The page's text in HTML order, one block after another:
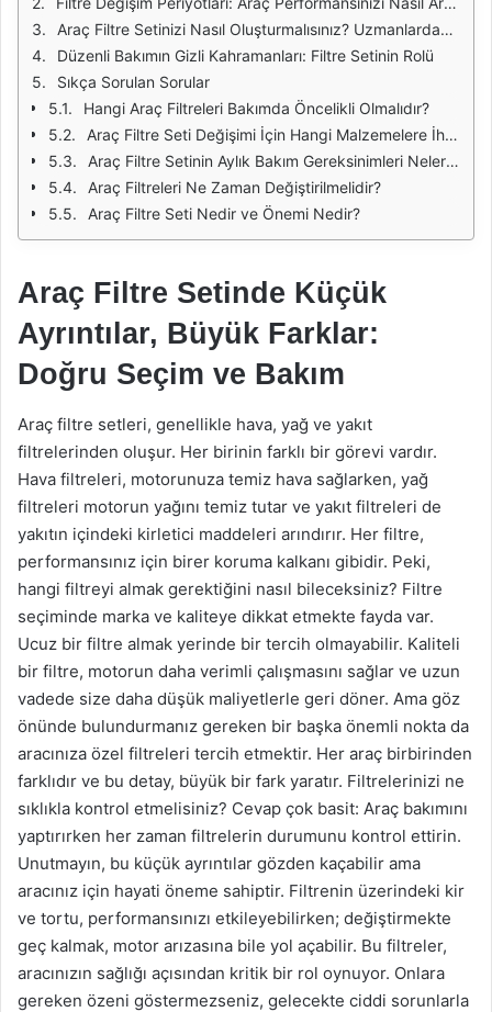
Araç Filtre Setinizi Nasıl Oluşturmalısınız? Uzmanlardan İpuçları
Düzenli Bakımın Gizli Kahramanları: Filtre Setinin Rolü
Sıkça Sorulan Sorular
Hangi Araç Filtreleri Bakımda Öncelikli Olmalıdır?
Araç Filtre Seti Değişimi İçin Hangi Malzemelere İhtiyacım Var?
Araç Filtre Setinin Aylık Bakım Gereksinimleri Nelerdir?
Araç Filtreleri Ne Zaman Değiştirilmelidir?
Araç Filtre Seti Nedir ve Önemi Nedir?
Araç Filtre Setinde Küçük
Ayrıntılar, Büyük Farklar:
Doğru Seçim ve Bakım
Araç filtre setleri, genellikle hava, yağ ve yakıt
filtrelerinden oluşur. Her birinin farklı bir görevi vardır.
Hava filtreleri, motorunuza temiz hava sağlarken, yağ
filtreleri motorun yağını temiz tutar ve yakıt filtreleri de
yakıtın içindeki kirletici maddeleri arındırır. Her filtre,
performansınız için birer koruma kalkanı gibidir. Peki,
hangi filtreyi almak gerektiğini nasıl bileceksiniz? Filtre
seçiminde marka ve kaliteye dikkat etmekte fayda var.
Ucuz bir filtre almak yerinde bir tercih olmayabilir. Kaliteli
bir filtre, motorun daha verimli çalışmasını sağlar ve uzun
vadede size daha düşük maliyetlerle geri döner. Ama göz
önünde bulundurmanız gereken bir başka önemli nokta da
aracınıza özel filtreleri tercih etmektir. Her araç birbirinden
farklıdır ve bu detay, büyük bir fark yaratır. Filtrelerinizi ne
sıklıkla kontrol etmelisiniz? Cevap çok basit: Araç bakımını
yaptırırken her zaman filtrelerin durumunu kontrol ettirin.
Unutmayın, bu küçük ayrıntılar gözden kaçabilir ama
aracınız için hayati öneme sahiptir. Filtrenin üzerindeki kir
ve tortu, performansınızı etkileyebilirken; değiştirmekte
geç kalmak, motor arızasına bile yol açabilir. Bu filtreler,
aracınızın sağlığı açısından kritik bir rol oynuyor. Onlara
gereken özeni göstermezseniz, gelecekte ciddi sorunlarla